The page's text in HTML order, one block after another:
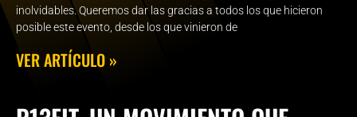
inolvidables. Queremos dar las gracias a todos los que hicieron
posible este evento, desde los que vinieron de
VER ARTÍCULO »